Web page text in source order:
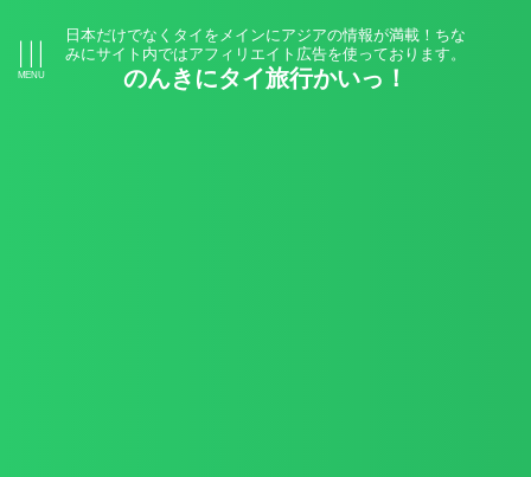
日本だけでなくタイをメインにアジアの情報が満載！ちな
みにサイト内ではアフィリエイト広告を使っております。
のんきにタイ旅行かいっ！